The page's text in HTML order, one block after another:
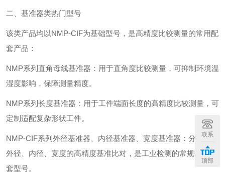
二、基准器类热门型号
该类产品均以NMP-CIF为基础型号，是高精度比较测量的常用配
套产品：
NMP系列直角母线基准器：用于直角度比较测量，可抑制环境温
湿度影响，保障测量精度。
NMP系列长度基准器：用于工件端面长度的高精度比较测量，可
定制适配复杂形状工件。
NMP-CIF系列外径基准器、内径基准器、宽度基准器：分别对应
外径、内径、宽度的高精度基准比对，是工业检测的常规热门配
套型号。
联系
顶部